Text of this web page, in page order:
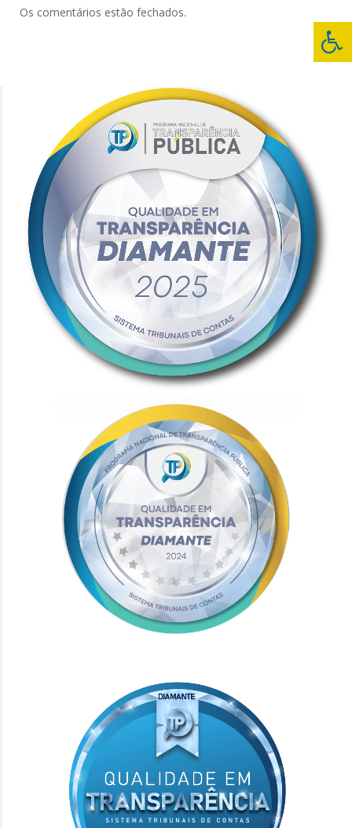
Os comentários estão fechados.